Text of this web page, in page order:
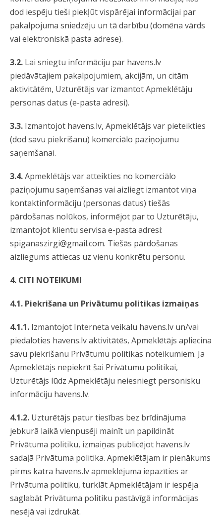
dod iespēju tieši piekļūt vispārējai informācijai par
pakalpojuma sniedzēju un tā darbību (domēna vārds
vai elektroniskā pasta adrese).
3.2. Lai sniegtu informāciju par havens.lv
piedāvātajiem pakalpojumiem, akcijām, un citām
aktivitātēm, Uzturētājs var izmantot Apmeklētāju
personas datus (e-pasta adresi).
3.3. Izmantojot havens.lv, Apmeklētājs var pieteikties
(dod savu piekrišanu) komerciālo paziņojumu
saņemšanai.
3.4.Apmeklētājs var atteikties no komerciālo
paziņojumu saņemšanas vai aizliegt izmantot viņa
kontaktinformāciju (personas datus) tiešās
pārdošanas nolūkos, informējot par to Uzturētāju,
izmantojot klientu servisa e-pasta adresi:
spiganaszirgi@gmail.com. Tiešās pārdošanas
aizliegums attiecas uz vienu konkrētu personu.
4. CITI NOTEIKUMI
4.1. Piekrišana un Privātumu politikas izmaiņas
4.1.1. Izmantojot Interneta veikalu havens.lv un/vai
piedaloties havens.lv aktivitātēs, Apmeklētājs apliecina
savu piekrišanu Privātumu politikas noteikumiem. Ja
Apmeklētājs nepiekrīt šai Privātumu politikai,
Uzturētājs lūdz Apmeklētāju neiesniegt personisku
informāciju havens.lv.
4.1.2. Uzturētājs patur tiesības bez brīdinājuma
jebkurā laikā vienpusēji mainīt un papildināt
Privātuma politiku, izmaiņas publicējot havens.lv
sadaļā Privātuma politika. Apmeklētājam ir pienākums
pirms katra havens.lv apmeklējuma iepazīties ar
Privātuma politiku, turklāt Apmeklētājam ir iespēja
saglabāt Privātuma politiku pastāvīgā informācijas
nesējā vai izdrukāt.